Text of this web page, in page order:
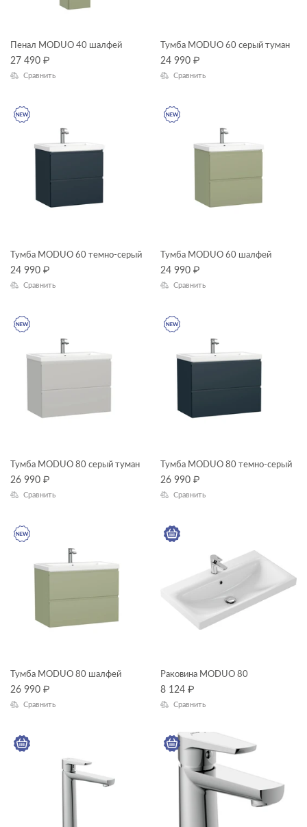
Пенал MODUO 40 шалфей
27 490 ₽
Сравнить
Тумба MODUO 60 серый туман
24 990 ₽
Сравнить
Тумба MODUO 60 темно-серый
24 990 ₽
Сравнить
Тумба MODUO 60 шалфей
24 990 ₽
Сравнить
Тумба MODUO 80 серый туман
26 990 ₽
Сравнить
Тумба MODUO 80 темно-серый
26 990 ₽
Сравнить
Тумба MODUO 80 шалфей
26 990 ₽
Сравнить
Раковина MODUO 80
8 124 ₽
Сравнить